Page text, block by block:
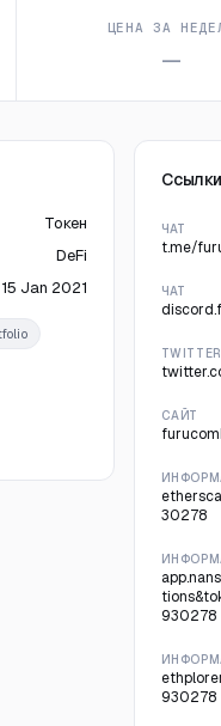
ЦЕНА ЗА
—
Токен
DeFi
15 Jan 2021
Ссылки
ЧАТ
t.me/
ЧАТ
TWITTER
САЙТ
30278
930278
930278